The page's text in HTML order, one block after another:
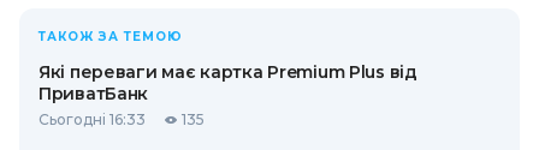
ТАКОЖ ЗА ТЕМОЮ
Які переваги має картка Premium Plus від
ПриватБанк
Сьогодні 16:33 135